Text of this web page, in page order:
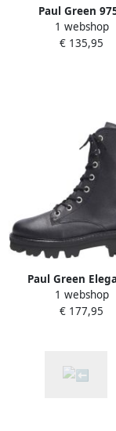
Paul Green
Volwassenen
Kleur: Zwart
1 webshop
€ 135,95
Paul Green
Veterschoenen
1 webshop
€ 177,95